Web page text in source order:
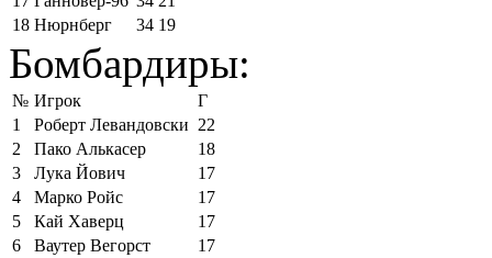
18 Нюрнберг 34 19
Бомбардиры:
№ Игрок
Г
1
Роберт Левандовски 22
2
Пако Алькасер
18
3
Лука Йович
17
4
Марко Ройс
17
5
Кай Хаверц
17
6
Ваутер Вегорст
17